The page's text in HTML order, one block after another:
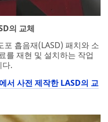
의 교체
포 흡음재(LASD) 패치와 소
를 재현 및 설치하는 작업
다.
서 사전 제작한 LASD의 교